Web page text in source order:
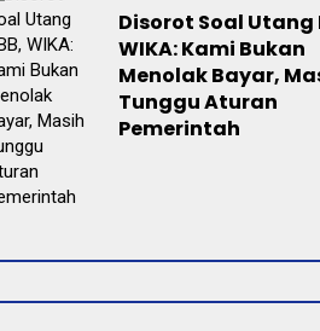
Disorot Soal Utang
WIKA: Kami Bukan
Menolak Bayar,
Tunggu Aturan
Pemerintah